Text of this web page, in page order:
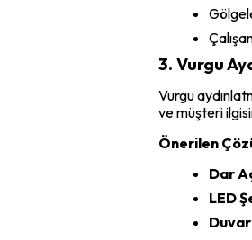
3. Vurgu
Vurgu
ve müşteri
Önerilen
Dar
LED